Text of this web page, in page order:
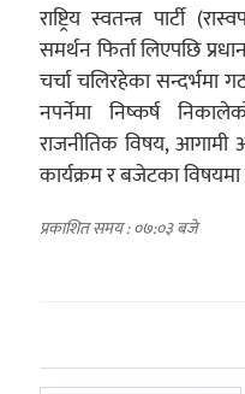
राष्ट्रिय स्वतन्त्र पार्टी
समर्थन फिर्ता लिएपछि
चर्चा चलिरहेका
नपर्नेमा निष्कर्ष
राजनीतिक विषय, आगामी
कार्यक्रम र बजेटका
प्रकाशित समय : ०७:०३ बजे